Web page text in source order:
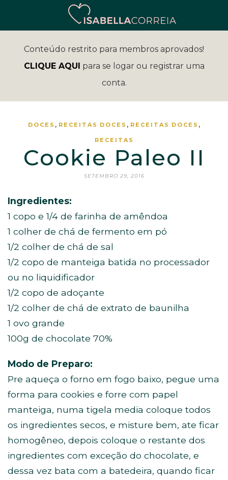
Conteúdo restrito para membros aprovados!
CLIQUE AQUI para se logar ou registrar uma
conta.
DOCES , RECEITAS DOCES , RECEITAS DOCES ,
RECEITAS
Cookie Paleo II
SETEMBRO 29, 2016
Ingredientes:
1 copo e 1/4 de farinha de amêndoa
1 colher de chá de fermento em pó
1/2 colher de chá de sal
1/2 copo de manteiga batida no processador
ou no liquidificador
1/2 copo de adoçante
1/2 colher de chá de extrato de baunilha
1 ovo grande
100g de chocolate 70%
Modo de Preparo:
Pre aqueça o forno em fogo baixo, pegue uma
forma para cookies e forre com papel
manteiga, numa tigela media coloque todos
os ingredientes secos, e misture bem, ate ficar
homogêneo, depois coloque o restante dos
ingredientes com exceção do chocolate, e
dessa vez bata com a batedeira, quando ficar